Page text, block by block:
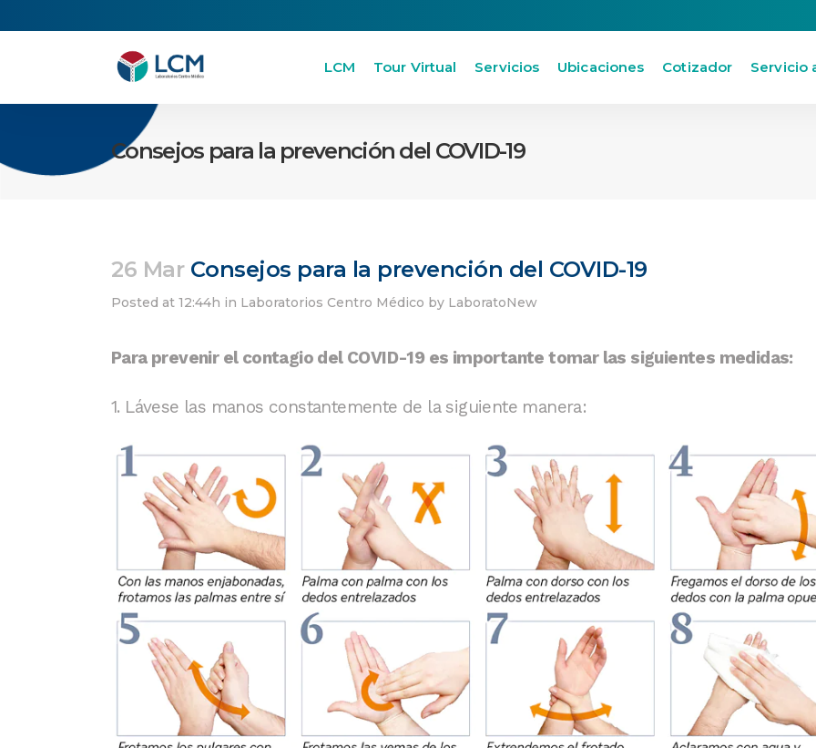
LCM Tour Virtual Servicios Ubicaciones Cotizador Servicio
Consejos para la prevención del COVID-19
26 MarConsejos para la prevención del COVID-19
Posted at 12:44h in Laboratorios Centro Médico by LaboratoNew
Para prevenir el contagio del COVID-19 es importante tomar las siguientes medidas:
1. Lávese las manos constantemente de la siguiente manera: